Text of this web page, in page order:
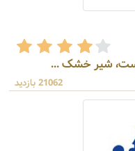
ماست، شیر خشک ...
21062 بازدید